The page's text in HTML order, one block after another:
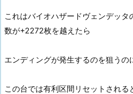
これはバイオハザードヴェンデッタ
数が+2272枚を越えたら
エンディングが発生するのを狙うの
この台では有利区間リセットされる